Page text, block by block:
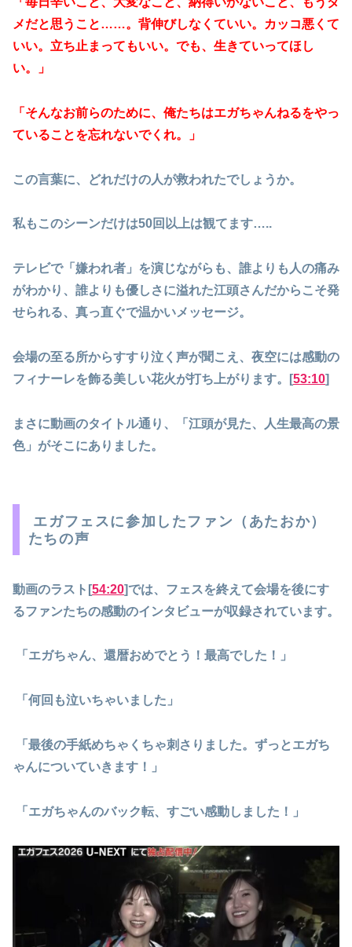
メだと思うこと……。背伸びしなくていい。カッコ悪くて
いい。立ち止まってもいい。でも、生きていってほし
い。」
「そんなお前らのために、俺たちはエガちゃんねるをやっ
ていることを忘れないでくれ。」
この言葉に、どれだけの人が救われたでしょうか。
私もこのシーンだけは50回以上は観てます…..
テレビで「嫌われ者」を演じながらも、誰よりも人の痛み
がわかり、誰よりも優しさに溢れた江頭さんだからこそ発
せられる、真っ直ぐで温かいメッセージ。
会場の至る所からすすり泣く声が聞こえ、夜空には感動の
フィナーレを飾る美しい花火が打ち上がります。[53:10]
まさに動画のタイトル通り、「江頭が見た、人生最高の景
色」がそこにありました。
エガフェスに参加したファン（あたおか）
たちの声
動画のラスト[54:20]では、フェスを終えて会場を後にす
るファンたちの感動のインタビューが収録されています。
「エガちゃん、還暦おめでとう！最高でした！」
「何回も泣いちゃいました」
「最後の手紙めちゃくちゃ刺さりました。ずっとエガち
ゃんについていきます！」
「エガちゃんのバック転、すごい感動しました！」